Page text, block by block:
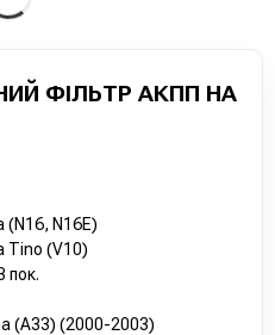
ФІЛЬТР АКПП НА
N16E)
Tino (V10)
пок.
(A33) (2000-2003)